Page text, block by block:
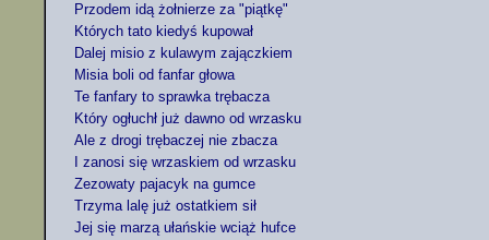
Przodem idą żołnierze za "piątkę"
Których tato kiedyś kupował
Dalej misio z kulawym zajączkiem
Misia boli od fanfar głowa
Te fanfary to sprawka trębacza
Który ogłuchł już dawno od wrzasku
Ale z drogi trębaczej nie zbacza
I zanosi się wrzaskiem od wrzasku
Zezowaty pajacyk na gumce
Trzyma lalę już ostatkiem sił
Jej się marzą ułańskie wciąż hufce